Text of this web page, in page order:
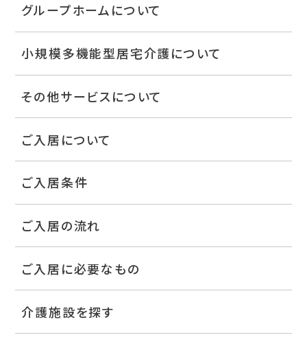
グループホームについて
小規模多機能型居宅介護について
その他サービスについて
ご入居について
ご入居条件
ご入居の流れ
ご入居に必要なもの
介護施設を探す